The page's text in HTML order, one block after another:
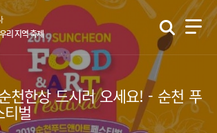
리 지역 축제
천한상 드시러 오세요! - 순천 푸
티벌